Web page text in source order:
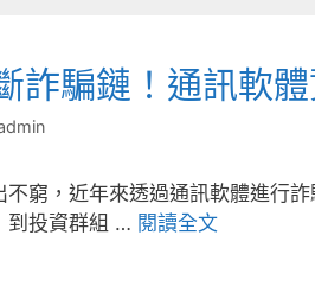
詐騙鏈！通訊軟
不窮，近年來透過通訊軟體進行
到投資群組 … 閱讀全文